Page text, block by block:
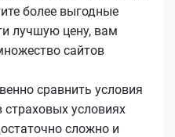
более выгодные
лучшую цену, вам
сайтов
сравнить условия
условиях
сложно и